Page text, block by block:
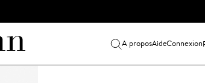
A proposAideConnexion